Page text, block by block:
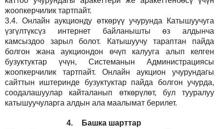
жоопкерчилик тартпайт.
3.4.Онлайн аукционду өткөрүү учурунда Катышуучуга
үзгүлтүксүз интернет байланышты өз алдынча
камсыздоозарыл болот.
Катышуучу тараптан пайда
болгон жана аукциондон өчүп калууга алып келген
бузуктуктар үчүн, Системанын Администрациясы
жоопкерчилик тартпайт. Онлайн аукцион учурундагы
сайттын иштеринде бузуктуктар пайда болгон учурда,
соодалашуулар кайталанып өткөрүлөт, бул тууралуу
катышуучуларга алдын ала маалымат берилет.
4.
Башка шарттар